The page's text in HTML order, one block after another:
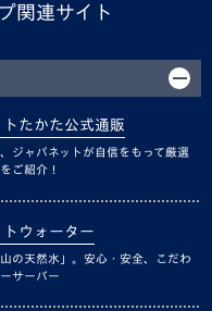
関連サイト
トたかた公式通販
ジャパネットが自信をもって厳選
ご紹介！
トウォーター
の天然水」。安心・安全、こだわ
サーバー